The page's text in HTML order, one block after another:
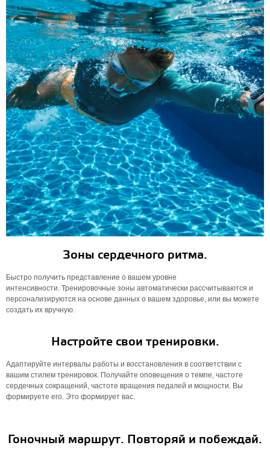
Зоны сердечного ритма.
Быстро получить представление о вашем уровне
интенсивности. Тренировочные зоны автоматически рассчитываются и
персонализируются на основе данных о вашем здоровье, или вы можете
создать их вручную.
Настройте свои тренировки.
Адаптируйте интервалы работы и восстановления в соответствии с
вашим стилем тренировок. Получайте оповещения о темпе, частоте
сердечных сокращений, частоте вращения педалей и мощности. Вы
формируете его. Это формирует вас.
Гоночный маршрут. Повторяй и побеждай.